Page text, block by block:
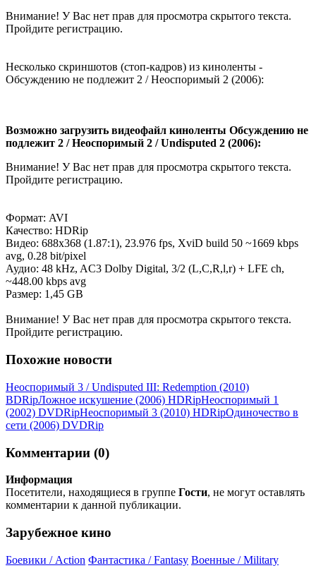
Внимание! У Вас нет прав для просмотра скрытого текста.
Пройдите регистрацию.
Несколько скриншотов (стоп-кадров) из киноленты -
Обсуждению не подлежит 2 / Неоспоримый 2 (2006):
Возможно загрузить видеофайл киноленты Обсуждению не
подлежит 2 / Неоспоримый 2 / Undisputed 2 (2006):
Внимание! У Вас нет прав для просмотра скрытого текста.
Пройдите регистрацию.
Формат: AVI
Качество: HDRip
Видео: 688x368 (1.87:1), 23.976 fps, XviD build 50 ~1669 kbps
avg, 0.28 bit/pixel
Аудио: 48 kHz, AC3 Dolby Digital, 3/2 (L,C,R,l,r) + LFE ch,
~448.00 kbps avg
Размер: 1,45 GB
Внимание! У Вас нет прав для просмотра скрытого текста.
Пройдите регистрацию.
Похожие новости
Неоспоримый 3 / Undisputed III: Redemption (2010)
ВDRірЛожное искушение (2006) НDRірНеоспоримый 1
(2002) DVDRірНеоспоримый 3 (2010) НDRірОдиночество в
сети (2006) DVDRір
Комментарии (0)
Информация
Посетители, находящиеся в группе Гости, не могут оставлять
комментарии к данной публикации.
Зарубежное кино
Боевики / Action Фантастика / Fantasy Военные / Military